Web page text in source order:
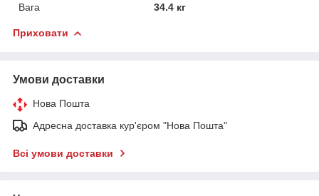
Вага
34.4 кг
Приховати
Умови доставки
Нова Пошта
Адресна доставка кур'єром "Нова Пошта"
Всі умови доставки